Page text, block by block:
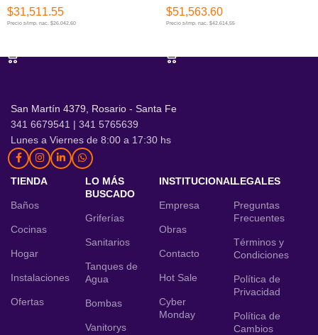
$31,511.55
Precio s/imp. nac. $26.042,60
$51,563.60
Precio s/imp. nac. $42.614,55
San Martín 4379, Rosario - Santa Fe
341 6679541 | 341 5765639
Lunes a Viernes de 8:00 a 17:30 hs
TIENDA
Baños
Cocinas
Hogar
Instalaciones
Ofertas
LO MÁS
BUSCADO
Griferías
Sanitarios
Tanques de
Agua
Bombas
Vanitorys
INSTITUCIONAL
Empresa
Obras
Contacto
Hot Sale
Cyber
Monday
LEGALES
Preguntas
Frecuentes
Términos y
Condiciones
Política de
Privacidad
Política de
Cambios